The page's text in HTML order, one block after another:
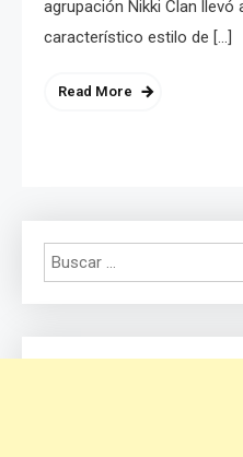
agrupación Nikki Clan llevó
característico estilo de […]
Read More